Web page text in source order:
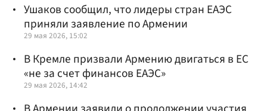
Ушаков сообщил, что лидеры стран ЕАЭС
приняли заявление по Армении
29 мая 2026, 15:02
В Кремле призвали Армению двигаться в ЕС
«не за счет финансов ЕАЭС»
29 мая 2026, 14:42